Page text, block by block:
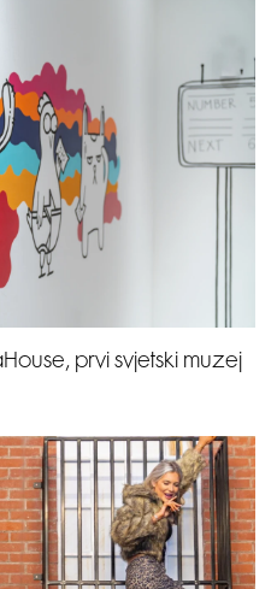
prvi svjetski muzej